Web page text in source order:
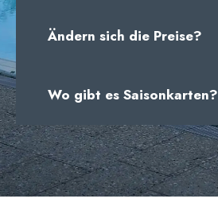
Ändern sich die Preise?
Wo gibt es Saisonkarten?